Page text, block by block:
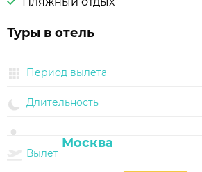
Туры в отель
Период вылета
Длительность
Вылет